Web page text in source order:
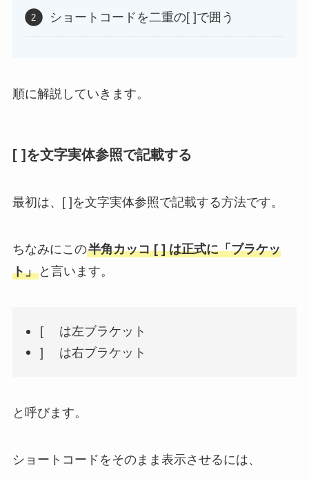
ショートコードを二重の[ ]で囲う
順に解説していきます。
[ ]を文字実体参照で記載する
最初は、[ ]を文字実体参照で記載する方法です。
ちなみにこの半角カッコ [ ] は正式に「ブラケッ
ト」と言います。
[ は左ブラケット
] は右ブラケット
と呼びます。
ショートコードをそのまま表示させるには、